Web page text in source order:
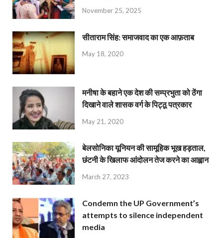
November 25, 2025
सीताराम सिंह: समाजवाद का एक आफ़ताब
May 18, 2020
मनीषा के बहाने एक देश की सम्प्रभुता को ठेंगा
दिखाने वाले शासक वर्ग के पिट्ठू पत्रकार
May 21, 2020
बेलसोनिका यूनियन की सामूहिक भूख हड़ताल,
छंटनी के खिलाफ आंदोलन तेज करने का आह्वान
March 27, 2023
Condemn the UP Government’s
attempts to silence independent
media